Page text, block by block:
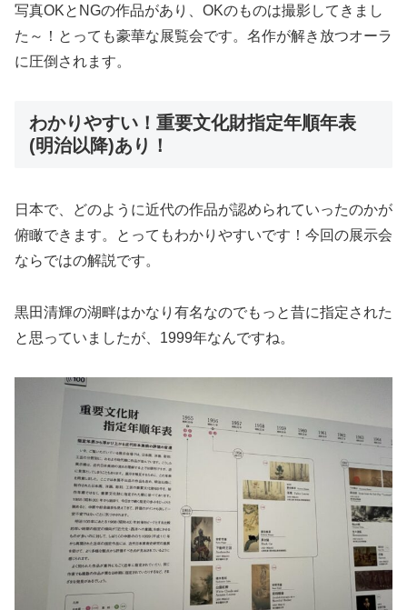
写真OKとNGの作品があり、OKのものは撮影してきまし
た～！とっても豪華な展覧会です。名作が解き放つオーラ
に圧倒されます。
わかりやすい！重要文化財指定年順年表
(明治以降)あり！
日本で、どのように近代の作品が認められていったのかが
俯瞰できます。とってもわかりやすいです！今回の展示会
ならではの解説です。
黒田清輝の湖畔はかなり有名なのでもっと昔に指定された
と思っていましたが、1999年なんですね。